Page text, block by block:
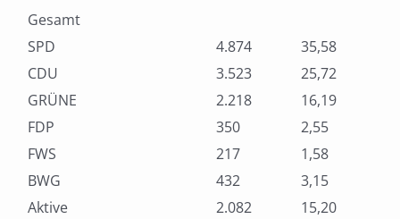
Gesamt
SPD
4.874
35,58
CDU
3.523
25,72
GRÜNE
2.218
16,19
FDP
350
2,55
FWS
217
1,58
BWG
432
3,15
Aktive
2.082
15,20